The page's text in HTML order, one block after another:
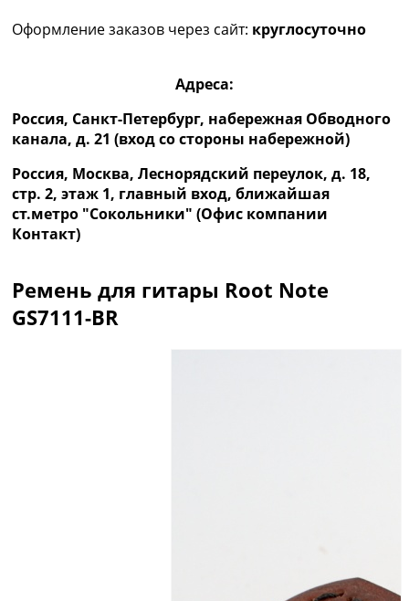
Оформление заказов через сайт: круглосуточно
Адреса:
Россия, Санкт-Петербург, набережная Обводного
канала, д. 21 (вход со стороны набережной)
Россия, Москва, Леснорядский переулок, д. 18,
стр. 2, этаж 1, главный вход, ближайшая
ст.метро "Сокольники" (Офис компании
Контакт)
Ремень для гитары Root Note
GS7111-BR